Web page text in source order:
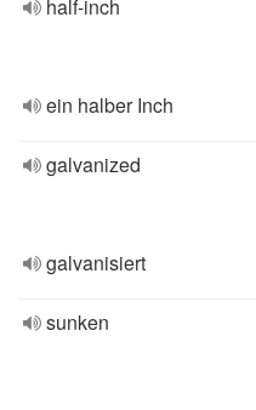
half-inch
ein halber Inch
galvanized
galvanisiert
sunken